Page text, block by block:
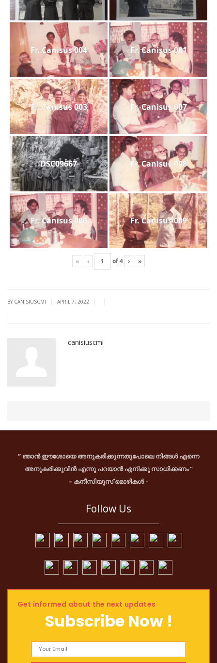
Fr. Canisus 004 Fr. Canisus 001
Fr. Canisus 003 Fr. Canisus 007
DSC09667 Fr. Canisus 008
Fr. Canisus 006 Fr. Canisus 009
« ‹ of4 › »
BY CANISIUSCMI APRIL 7, 2022
canisiuscmi
” ഞാൻ ഈശോയെ അനുകരിക്കുന്നതുപോലെ നിങ്ങൾ എന്നെ
അനുകരിക്കുവിൻ എന്നു പറയാൻ എനിക്കു സാധിക്കണം “
– കനീസിയൂസ് മൊഴികൾ –
Follow Us
Get informed about the next updates
Subscribe Now !